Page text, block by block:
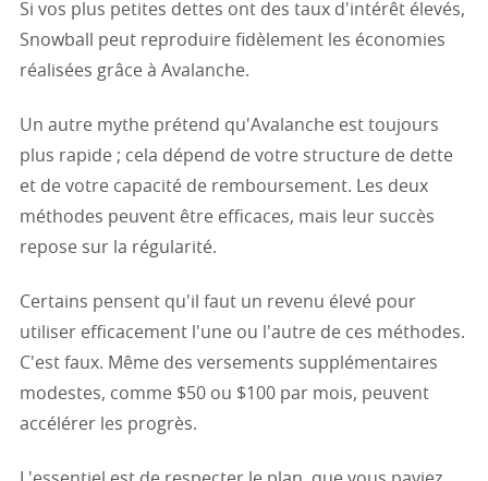
Si vos plus petites dettes ont des taux d'intérêt élevés,
Snowball peut reproduire fidèlement les économies
réalisées grâce à Avalanche.
Un autre mythe prétend qu'Avalanche est toujours
plus rapide ; cela dépend de votre structure de dette
et de votre capacité de remboursement. Les deux
méthodes peuvent être efficaces, mais leur succès
repose sur la régularité.
Certains pensent qu'il faut un revenu élevé pour
utiliser efficacement l'une ou l'autre de ces méthodes.
C'est faux. Même des versements supplémentaires
modestes, comme $50 ou $100 par mois, peuvent
accélérer les progrès.